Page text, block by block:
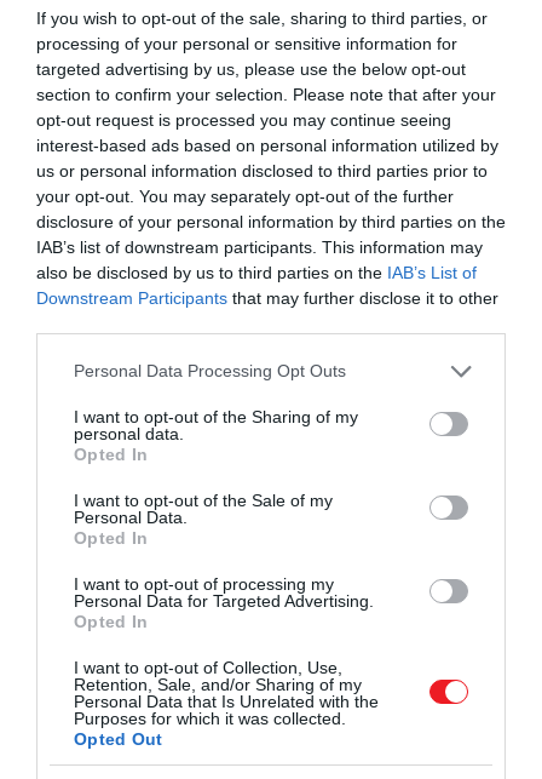
If you wish to opt-out of the sale, sharing to third parties, or
processing of your personal or sensitive information for
targeted advertising by us, please use the below opt-out
section to confirm your selection. Please note that after your
opt-out request is processed you may continue seeing
interest-based ads based on personal information utilized by
us or personal information disclosed to third parties prior to
your opt-out. You may separately opt-out of the further
disclosure of your personal information by third parties on the
IAB’s list of downstream participants. This information may
also be disclosed by us to third parties on the IAB’s List of
Downstream Participants that may further disclose it to other
Please note that this website/app uses one or more Google
not limited to your visit or usage behaviour. You may click to
grant or deny consent to Google and its third-party tags to
use your data for below specified purposes in below Google
consent section.
Personal Data Processing Opt Outs
I want to opt-out of the Sharing of my
personal data.
Opted In
I want to opt-out of the Sale of my
Personal Data.
Opted In
I want to opt-out of processing my
Personal Data for Targeted Advertising.
Opted In
I want to opt-out of Collection, Use,
Retention, Sale, and/or Sharing of my
Personal Data that Is Unrelated with the
Purposes for which it was collected.
Opted Out
Ha a testúlycsökkenés lehetetlen
kihívásnak tűnik, könnyen lehet, hogy
nem az akaraterőddel van a fő probléma.
Valószínű, hogy egy kevésbé ismert
biológiai mechanizmus dolgozik ellened:
ez a set point súly, vagyis az a
testsúlytartomány, amelyet a szervezet
biológiailag…
a kalóriák helyett másra…
HAMU ÉS GYÉMÁNT